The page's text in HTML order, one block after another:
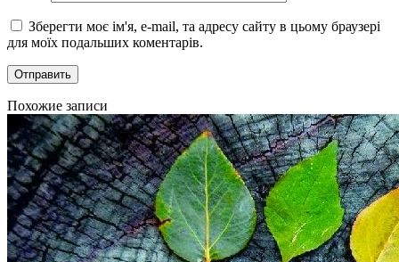
Зберегти моє ім'я, e-mail, та адресу сайту в цьому браузері
для моїх подальших коментарів.
Похожие записи